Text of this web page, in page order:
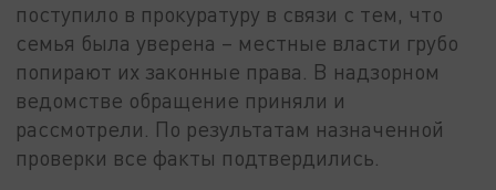
поступило в прокуратуру в связи с тем, что
семья была уверена – местные власти грубо
попирают их законные права. В надзорном
ведомстве обращение приняли и
рассмотрели. По результатам назначенной
проверки все факты подтвердились.